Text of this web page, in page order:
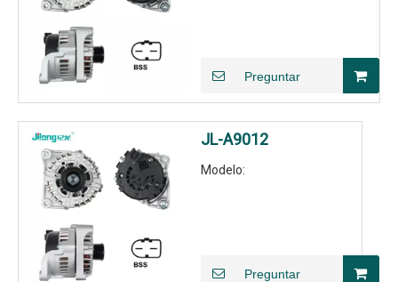
Preguntar
JL-A9012
Modelo:
Preguntar